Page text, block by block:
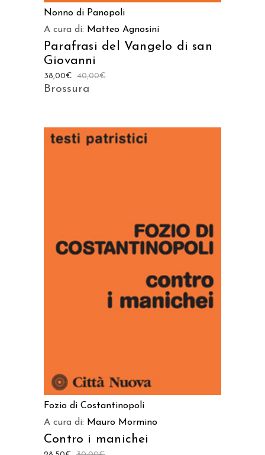
Nonno di Panopoli
A cura di: Matteo Agnosini
Parafrasi del Vangelo di san
Giovanni
40,00€
38,00€
Brossura
Fozio di Costantinopoli
A cura di: Mauro Mormino
Contro i manichei